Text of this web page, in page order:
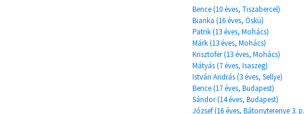
Bence (10 éves, Tiszabercel)
Bianka (16 éves, Öskü)
Patrik (13 éves, Mohács)
Márk (13 éves, Mohács)
Krisztofer (13 éves, Mohács)
Mátyás (7 éves, Isaszeg)
István András (3 éves, Sellye)
Bence (17 éves, Budapest)
Sándor (14 éves, Budapest)
József (16 éves, Bátonyterenye 3.